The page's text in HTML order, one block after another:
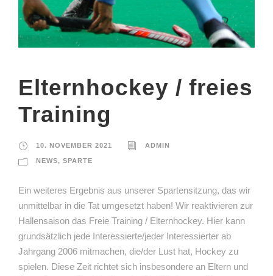
Elternhockey / freies
Training
10. NOVEMBER 2021 ADMIN
NEWS, SPARTE
Ein weiteres Ergebnis aus unserer Spartensitzung, das wir
unmittelbar in die Tat umgesetzt haben! Wir reaktivieren zur
Hallensaison das Freie Training / Elternhockey. Hier kann
grundsätzlich jede Interessierte/jeder Interessierter ab
Jahrgang 2006 mitmachen, die/der Lust hat, Hockey zu
spielen. Diese Zeit richtet sich insbesondere an Eltern und